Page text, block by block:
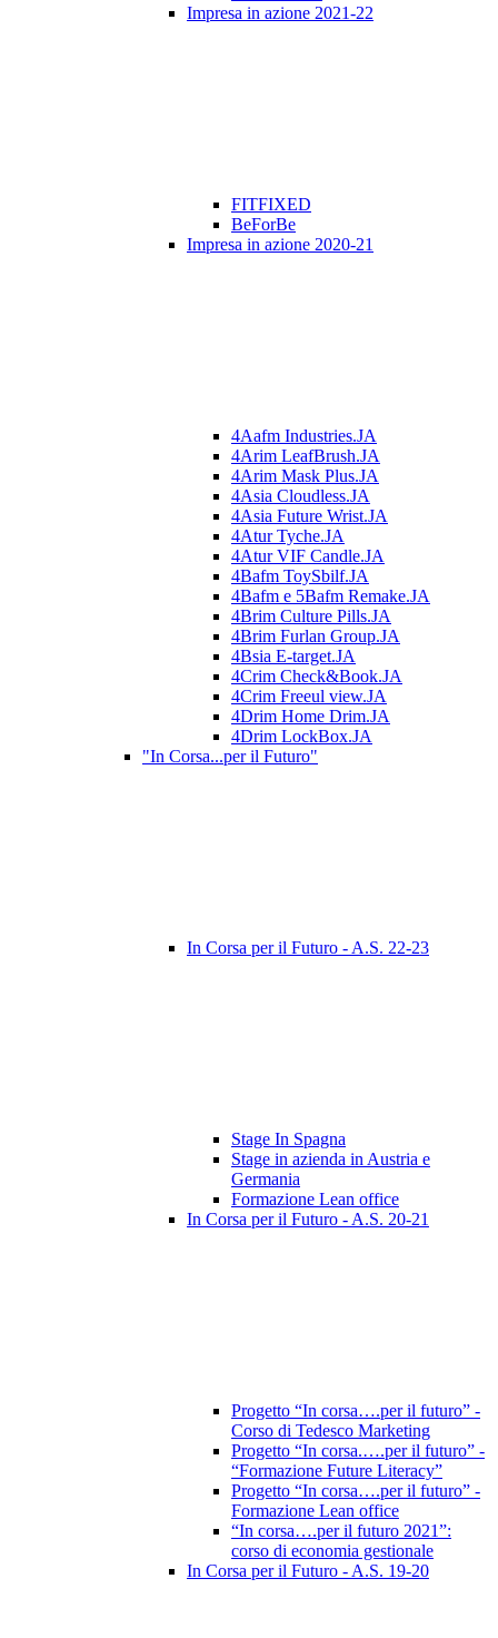
Impresa in azione 2021-22
FITFIXED
BeForBe
Impresa in azione 2020-21
4Aafm Industries.JA
4Arim LeafBrush.JA
4Arim Mask Plus.JA
4Asia Cloudless.JA
4Asia Future Wrist.JA
4Atur Tyche.JA
4Atur VIF Candle.JA
4Bafm ToySbilf.JA
4Bafm e 5Bafm Remake.JA
4Brim Culture Pills.JA
4Brim Furlan Group.JA
4Bsia E-target.JA
4Crim Check&Book.JA
4Crim Freeul view.JA
4Drim Home Drim.JA
4Drim LockBox.JA
"In Corsa...per il Futuro"
In Corsa per il Futuro - A.S. 22-23
Stage In Spagna
Stage in azienda in Austria e
Germania
Formazione Lean office
In Corsa per il Futuro - A.S. 20-21
Progetto “In corsa….per il futuro” -
Corso di Tedesco Marketing
Progetto “In corsa.….per il futuro” -
“Formazione Future Literacy”
Progetto “In corsa….per il futuro” -
Formazione Lean office
“In corsa….per il futuro 2021”:
corso di economia gestionale
In Corsa per il Futuro - A.S. 19-20